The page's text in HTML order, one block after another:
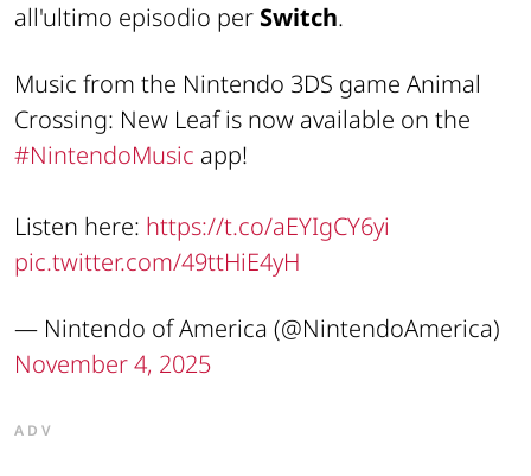
all'ultimo episodio per Switch.
Music from the Nintendo 3DS game Animal
Crossing: New Leaf is now available on the
#NintendoMusic app!
Listen here: https://t.co/aEYIgCY6yi
pic.twitter.com/49ttHiE4yH
— Nintendo of America (@NintendoAmerica)
November 4, 2025
ADV